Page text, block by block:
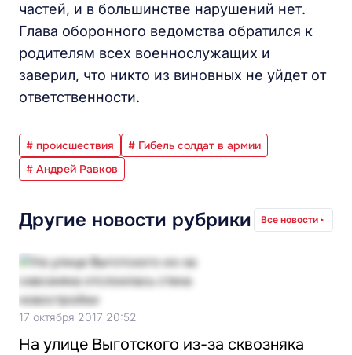
частей, и в большинстве нарушений нет.
Глава оборонного ведомства обратился к
родителям всех военнослужащих и
заверил, что никто из виновных не уйдет от
ответственности.
# происшествия
# Гибель солдат в армии
# Андрей Равков
Другие новости рубрики Все новости
17 октября 2017 20:52
На улице Выготского из-за сквозняка